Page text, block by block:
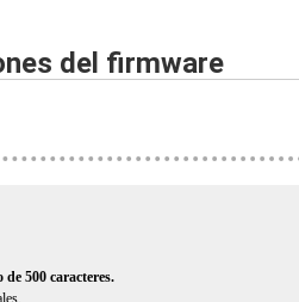
del firmware